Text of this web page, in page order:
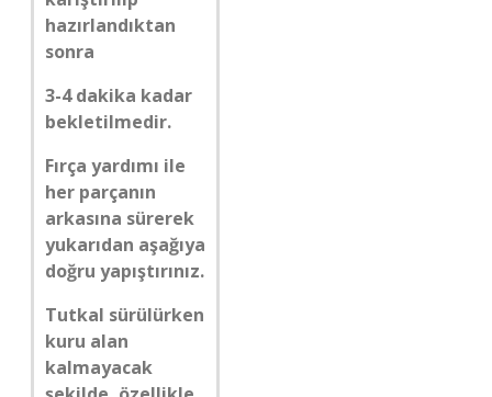
hazırlandıktan
sonra
3-4 dakika kadar
bekletilmedir.
Fırça yardımı ile
her parçanın
arkasına sürerek
yukarıdan aşağıya
doğru yapıştırınız.
Tutkal sürülürken
kuru alan
kalmayacak